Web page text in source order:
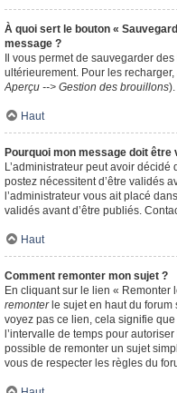
À quoi sert le bouton «
message ?
Il vous permet de sauvegarder
ultérieurement. Pour les
Aperçu --> Gestion des brouillons).
Haut
Pourquoi mon message doit être
L’administrateur peut avoir
postez nécessitent d’être validés
l’administrateur vous ait placé
validés avant d’être publiés.
Haut
Comment remonter mon sujet ?
En cliquant sur le lien « Remonter
remonterle sujet en haut du forum
voyez pas ce lien, cela signifie
l’intervalle de temps pour
possible de remonter un sujet
vous de respecter les règles du